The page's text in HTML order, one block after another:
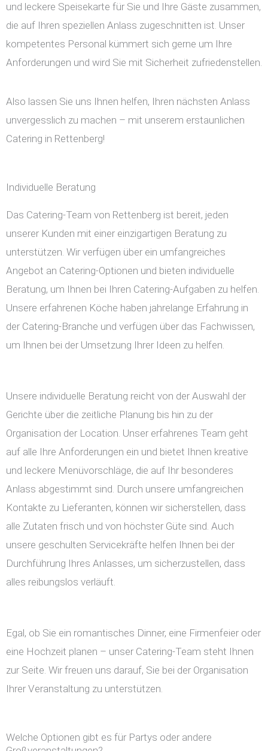
und leckere Speisekarte für Sie und Ihre Gäste zusammen,
die auf Ihren speziellen Anlass zugeschnitten ist. Unser
kompetentes Personal kümmert sich gerne um Ihre
Anforderungen und wird Sie mit Sicherheit zufriedenstellen.
Also lassen Sie uns Ihnen helfen, Ihren nächsten Anlass
unvergesslich zu machen – mit unserem erstaunlichen
Catering in Rettenberg!
Individuelle Beratung
Das Catering-Team von Rettenberg ist bereit, jeden
unserer Kunden mit einer einzigartigen Beratung zu
unterstützen. Wir verfügen über ein umfangreiches
Angebot an Catering-Optionen und bieten individuelle
Beratung, um Ihnen bei Ihren Catering-Aufgaben zu helfen.
Unsere erfahrenen Köche haben jahrelange Erfahrung in
der Catering-Branche und verfügen über das Fachwissen,
um Ihnen bei der Umsetzung Ihrer Ideen zu helfen.
Unsere individuelle Beratung reicht von der Auswahl der
Gerichte über die zeitliche Planung bis hin zu der
Organisation der Location. Unser erfahrenes Team geht
auf alle Ihre Anforderungen ein und bietet Ihnen kreative
und leckere Menüvorschläge, die auf Ihr besonderes
Anlass abgestimmt sind. Durch unsere umfangreichen
Kontakte zu Lieferanten, können wir sicherstellen, dass
alle Zutaten frisch und von höchster Güte sind. Auch
unsere geschulten Servicekräfte helfen Ihnen bei der
Durchführung Ihres Anlasses, um sicherzustellen, dass
alles reibungslos verläuft.
Egal, ob Sie ein romantisches Dinner, eine Firmenfeier oder
eine Hochzeit planen – unser Catering-Team steht Ihnen
zur Seite. Wir freuen uns darauf, Sie bei der Organisation
Ihrer Veranstaltung zu unterstützen.
Welche Optionen gibt es für Partys oder andere